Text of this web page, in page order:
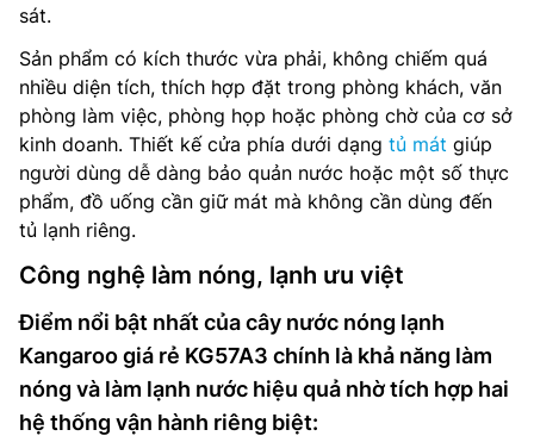
sát.
Sản phẩm có kích thước vừa phải, không chiếm quá
nhiều diện tích, thích hợp đặt trong phòng khách, văn
phòng làm việc, phòng họp hoặc phòng chờ của cơ sở
kinh doanh. Thiết kế cửa phía dưới dạng tủ mát giúp
người dùng dễ dàng bảo quản nước hoặc một số thực
phẩm, đồ uống cần giữ mát mà không cần dùng đến
tủ lạnh riêng.
Công nghệ làm nóng, lạnh ưu việt
Điểm nổi bật nhất của cây nước nóng lạnh
Kangaroo giá rẻ KG57A3 chính là khả năng làm
nóng và làm lạnh nước hiệu quả nhờ tích hợp hai
hệ thống vận hành riêng biệt: